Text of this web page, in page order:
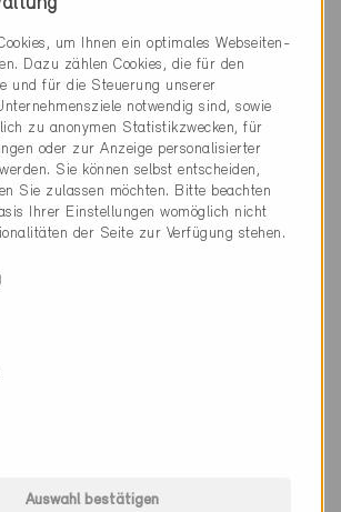
um Ihnen ein optimales Webseiten-
Dazu zählen Cookies, die für den
und für die Steuerung unserer
notwendig sind, sowie
zu anonymen Statistikzwecken, für
oder zur Anzeige personalisierter
Sie können selbst entscheiden,
Sie zulassen möchten. Bitte beachten
Ihrer Einstellungen womöglich nicht
der Seite zur Verfügung stehen.
Auswahl bestätigen